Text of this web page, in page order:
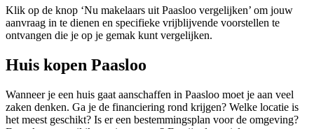
Klik op de knop ‘Nu makelaars uit Paasloo vergelijken’ om jouw
aanvraag in te dienen en specifieke vrijblijvende voorstellen te
ontvangen die je op je gemak kunt vergelijken.
Huis kopen Paasloo
Wanneer je een huis gaat aanschaffen in Paasloo moet je aan veel
zaken denken. Ga je de financiering rond krijgen? Welke locatie is
het meest geschikt? Is er een bestemmingsplan voor de omgeving?